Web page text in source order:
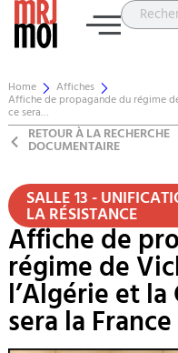
Home Affiches
Affiche de propagande du régime
ce sera…
RETOUR À LA RECHERCHE
DOCUMENTAIRE
SALLE 13 -
LA RÉSISTANCE
Affiche de
régime de
l’Algérie et
sera la